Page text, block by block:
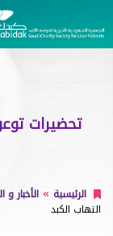
تحضيرات
الرئيسية الأخبار و
التهاب الكبد